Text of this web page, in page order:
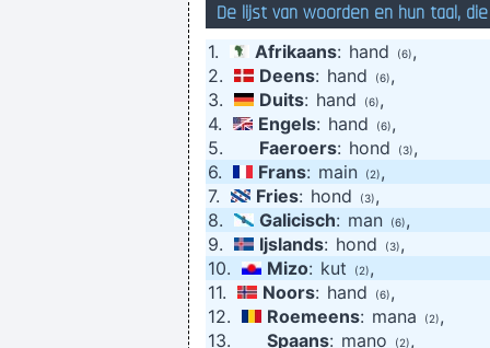
Dat zijn de gegevens op een
what
De lijst van woorden en hun taal, die
1. Afrikaans: hand (6),
2.
Deens: hand (6),
3.
Duits: hand (6),
4.
Engels: hand (6),
5.
Faeroers: hond (3),
6.
Frans: main (2),
7.
Fries: hond (3),
8.
Galicisch: man (6),
9.
Ijslands: hond (3),
10.
Mizo: kut (2),
11.
Noors: hand (6),
12.
Roemeens: mana (2),
13.
Spaans: mano (2),